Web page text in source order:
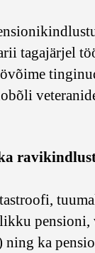
tagajärjel
ning ka